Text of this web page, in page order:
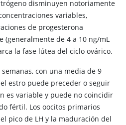
disminuyen notoriamente
variables,
de progesterona
de 4 a 10 ng/mL
la fase lútea del ciclo ovárico.
con una media de 9
estro puede preceder o seguir
es variable y puede no coincidir
fértil. Los oocitos primarios
pico de LH y la maduración del